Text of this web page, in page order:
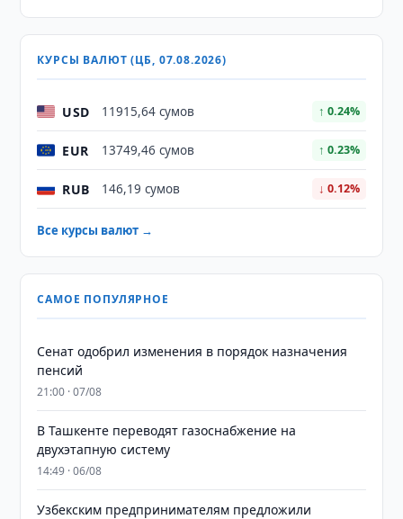
КУРСЫ ВАЛЮТ (ЦБ, 07.08.2026)
USD 11915,64 сумов ↑ 0.24%
EUR 13749,46 сумов ↑ 0.23%
RUB 146,19 сумов ↓ 0.12%
Все курсы валют →
САМОЕ ПОПУЛЯРНОЕ
Сенат одобрил изменения в порядок назначения
пенсий
21:00 · 07/08
В Ташкенте переводят газоснабжение на
двухэтапную систему
14:49 · 06/08
Узбекским предпринимателям предложили